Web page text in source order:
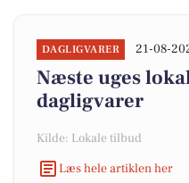
DAGLIGVARER 21-08-
Næste uges
dagligvarer
Kilde: Lokale tilbud
Læs hele artiklen her